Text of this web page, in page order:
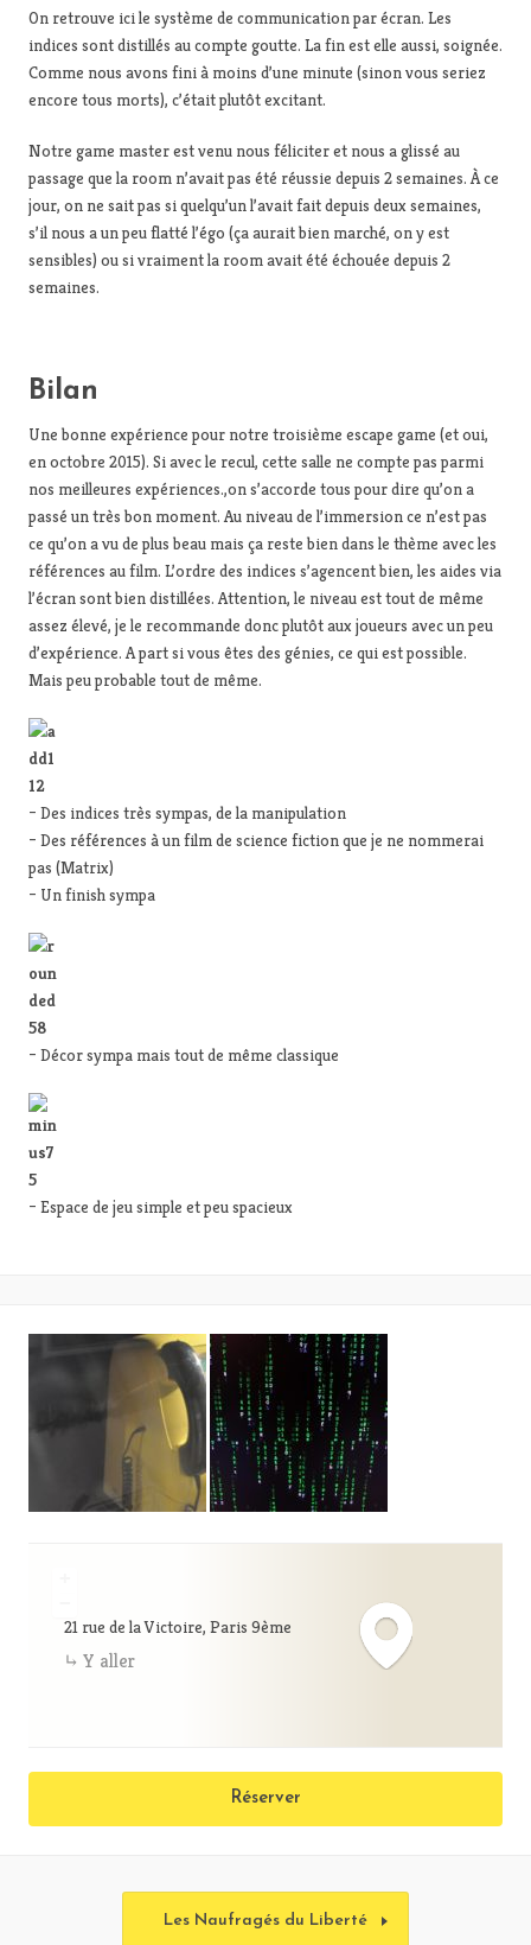
On retrouve ici le système de communication par écran. Les
indices sont distillés au compte goutte. La fin est elle aussi, soignée.
Comme nous avons fini à moins d’une minute (sinon vous seriez
encore tous morts), c’était plutôt excitant.
Notre game master est venu nous féliciter et nous a glissé au
passage que la room n’avait pas été réussie depuis 2 semaines. À ce
jour, on ne sait pas si quelqu’un l’avait fait depuis deux semaines,
s’il nous a un peu flatté l’égo (ça aurait bien marché, on y est
sensibles) ou si vraiment la room avait été échouée depuis 2
semaines.
Bilan
Une bonne expérience pour notre troisième escape game (et oui,
en octobre 2015). Si avec le recul, cette salle ne compte pas parmi
nos meilleures expériences.,on s’accorde tous pour dire qu’on a
passé un très bon moment. Au niveau de l’immersion ce n’est pas
ce qu’on a vu de plus beau mais ça reste bien dans le thème avec les
références au film. L’ordre des indices s’agencent bien, les aides via
l’écran sont bien distillées. Attention, le niveau est tout de même
assez élevé, je le recommande donc plutôt aux joueurs avec un peu
d’expérience. A part si vous êtes des génies, ce qui est possible.
Mais peu probable tout de même.
– Des indices très sympas, de la manipulation
– Des références à un film de science fiction que je ne nommerai
pas (Matrix)
– Un finish sympa
– Décor sympa mais tout de même classique
– Espace de jeu simple et peu spacieux
21 rue de la Victoire, Paris 9ème
Y aller
Réserver
Les Naufragés du Liberté